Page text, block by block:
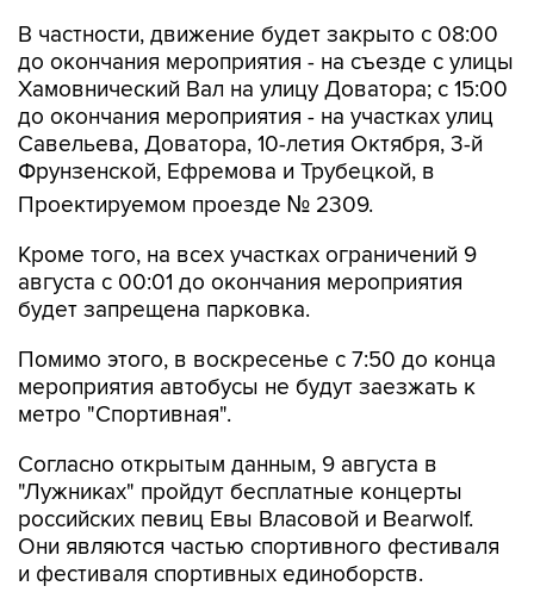
В частности, движение будет закрыто с 08:00
до окончания мероприятия - на съезде с улицы
Хамовнический Вал на улицу Доватора; с 15:00
до окончания мероприятия - на участках улиц
Савельева, Доватора, 10-летия Октября, 3-й
Фрунзенской, Ефремова и Трубецкой, в
Проектируемом проезде № 2309.
Кроме того, на всех участках ограничений 9
августа с 00:01 до окончания мероприятия
будет запрещена парковка.
Помимо этого, в воскресенье с 7:50 до конца
мероприятия автобусы не будут заезжать к
метро "Спортивная".
Согласно открытым данным, 9 августа в
"Лужниках" пройдут бесплатные концерты
российских певиц Евы Власовой и Bearwolf.
Они являются частью спортивного фестиваля
и фестиваля спортивных единоборств.